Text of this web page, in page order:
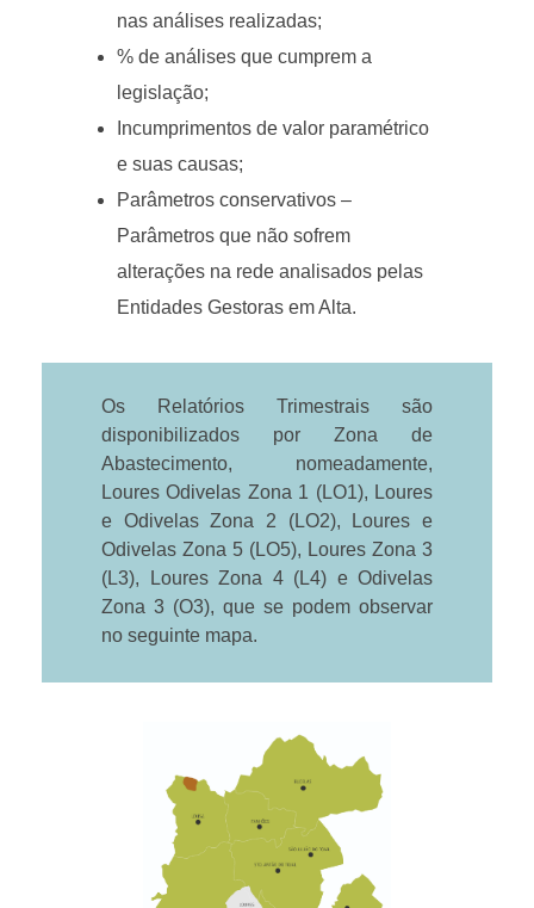
nas análises realizadas;
% de análises que cumprem a
legislação;
Incumprimentos de valor paramétrico
e suas causas;
Parâmetros conservativos –
Parâmetros que não sofrem
alterações na rede analisados pelas
Entidades Gestoras em Alta.
Os Relatórios Trimestrais são
disponibilizados por Zona de
Abastecimento, nomeadamente,
Loures Odivelas Zona 1 (LO1), Loures
e Odivelas Zona 2 (LO2), Loures e
Odivelas Zona 5 (LO5), Loures Zona 3
(L3), Loures Zona 4 (L4) e Odivelas
Zona 3 (O3), que se podem observar
no seguinte mapa.